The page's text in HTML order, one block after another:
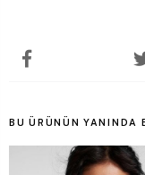
BU ÜRÜNÜN YANINDA